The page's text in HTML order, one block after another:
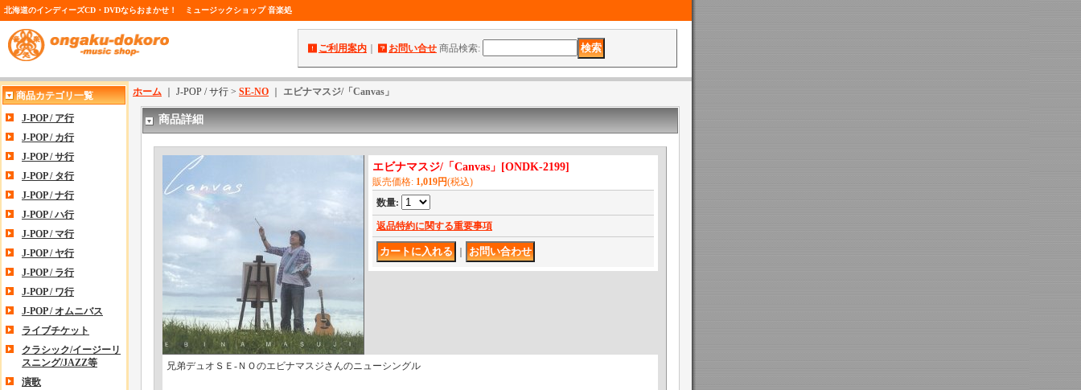
北海道のインディーズCD・DVDならおまかせ！ ミュージックショップ 音楽処
ご利用案内 お問い合せ 商品検索:
商品カテゴリ一覧
J-POP / ア行
J-POP / カ行
J-POP / サ行
J-POP / タ行
J-POP / ナ行
J-POP / ハ行
J-POP / マ行
J-POP / ヤ行
J-POP / ラ行
J-POP / ワ行
J-POP / オムニバス
ライブチケット
クラシック/イージーリ
スニング/JAZZ等
演歌
ホーム ｜ J-POP / サ行 > SE-NO エビナマスジ/「Canvas」
商品詳細
エビナマスジ/「Canvas」 [ONDK-2199]
販売価格: 1,019円(税込)
数量:
返品特約に関する重要事項
兄弟デュオＳＥ-ＮＯのエビナマスジさんのニューシングル